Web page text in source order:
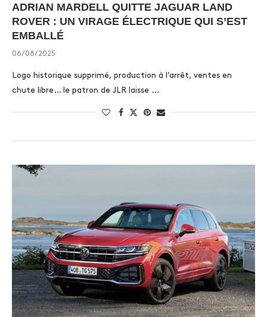
ADRIAN MARDELL QUITTE JAGUAR LAND
ROVER : UN VIRAGE ÉLECTRIQUE QUI S’EST
EMBALLÉ
06/08/2025
Logo historique supprimé, production à l’arrêt, ventes en
chute libre… le patron de JLR laisse …